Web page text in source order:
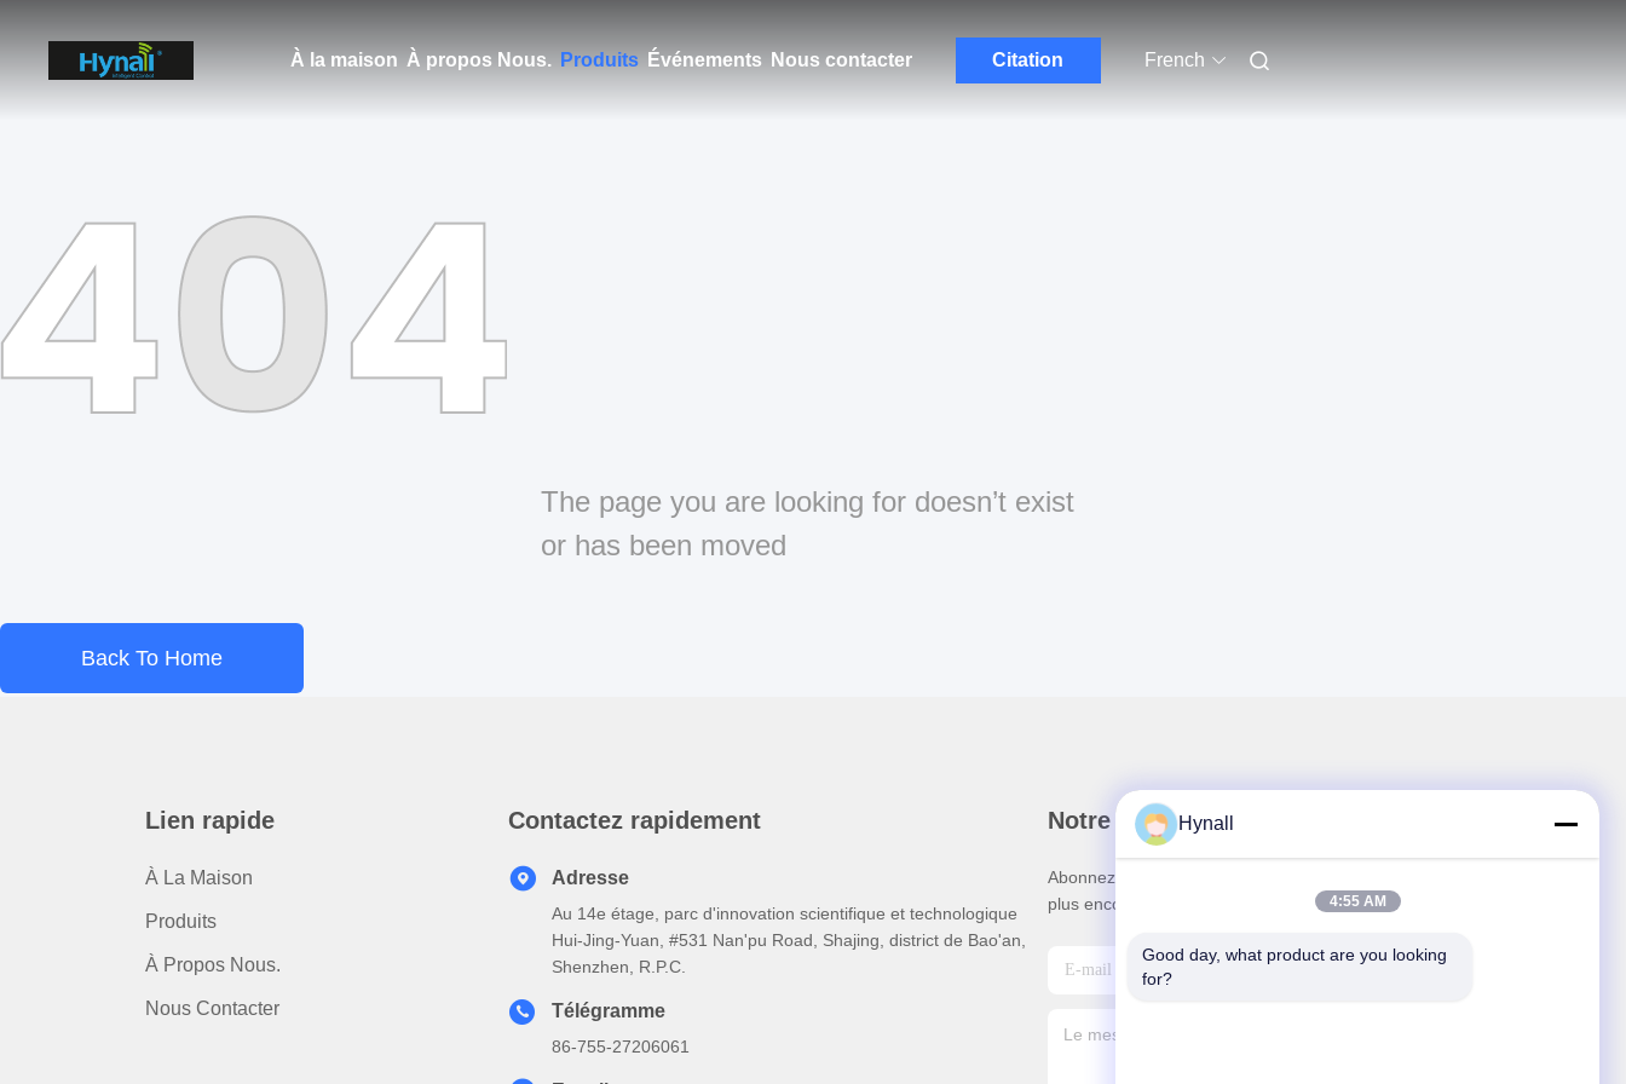
À la maison À propos Nous. Produits Événements Nous contacter Citation French
The page you are looking for doesn’t exist
or has been moved
Back To Home
Lien rapide
À La Maison
Produits
À Propos Nous.
Nous Contacter
Contactez rapidement
Adresse
Au 14e étage, parc d'innovation scientifique et technologique
Hui-Jing-Yuan, #531 Nan'pu Road, Shajing, district de Bao'an,
Shenzhen, R.P.C.
Télégramme
86-755-27206061
Notre newsletter
Abonnez-vous à notre newsletter pour des réductions et
plus encore.
Hynall
4:55 AM
Good day, what product are you looking
for?